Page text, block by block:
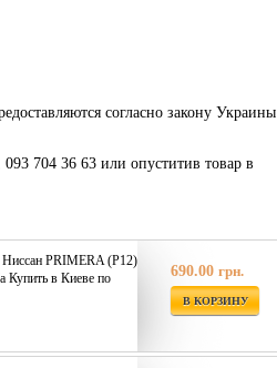
согласно закону Украины
704 36 63 или опуститив товар в
PRIMERA (P12)
Купить в Киеве по
690.00 грн.
В КОРЗИНУ